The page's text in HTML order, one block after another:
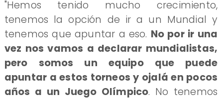
"Hemos tenido mucho crecimiento,
tenemos la opción de ir a un Mundial y
tenemos que apuntar a eso. No por ir una
vez nos vamos a declarar mundialistas,
pero somos un equipo que puede
apuntar a estos torneos y ojalá en pocos
años a un Juego Olímpico. No tenemos